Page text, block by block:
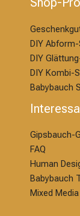
DIY
DIY
DIY Kombi-
Babybauch
Gipsbauch-
FAQ
Human
Babybauch
Mixed